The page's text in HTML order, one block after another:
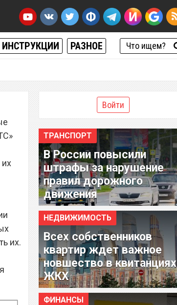
ИНСТРУКЦИИ РАЗНОЕ
их.
Войти
ТРАНСПОРТ
В России повысили
штрафы за нарушение
правил дорожного
движения
НЕДВИЖИМОСТЬ
Всех собственников
квартир ждет важное
новшество в квитанциях
ЖКХ
ФИНАНСЫ